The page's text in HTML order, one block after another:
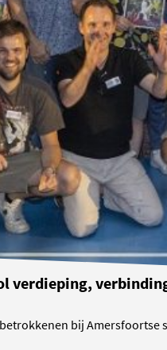
verdieping,
bij Amersfoortse